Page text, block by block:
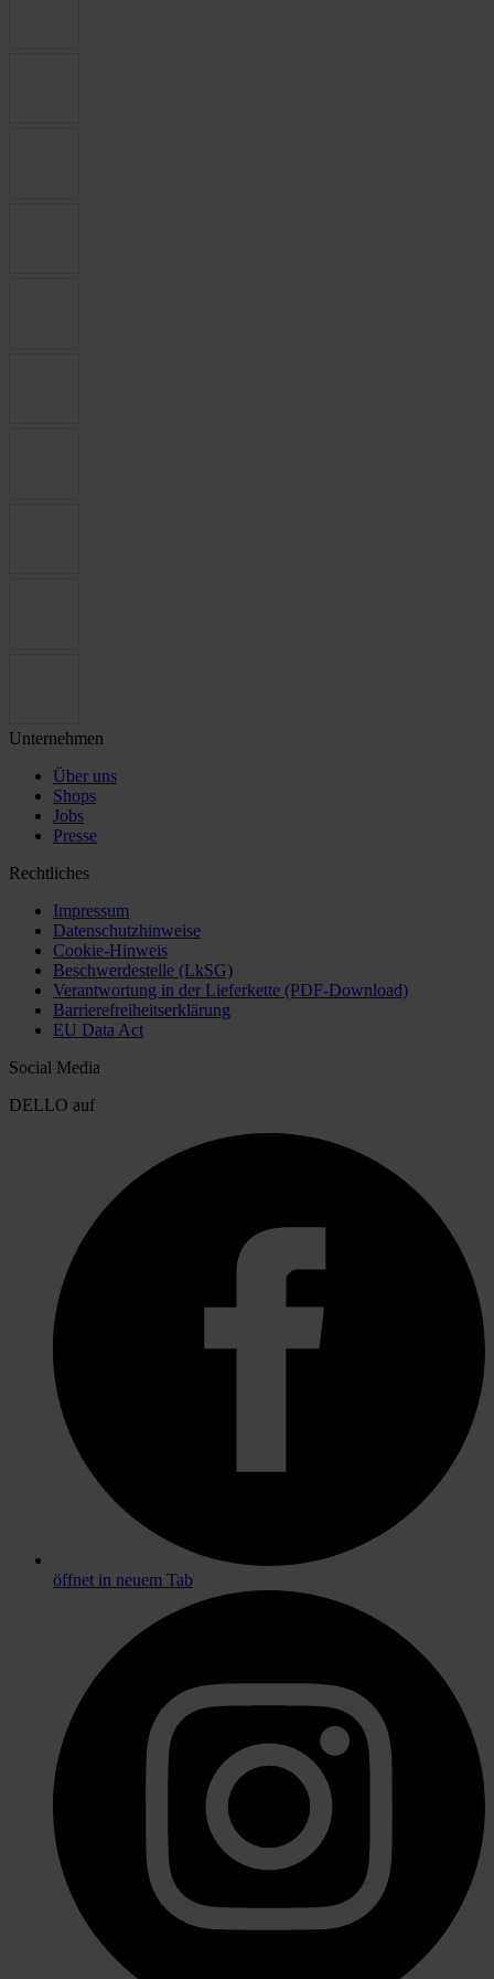
Unternehmen
Über uns
Shops
Jobs
Presse
Rechtliches
Impressum
Datenschutzhinweise
Cookie-Hinweis
Beschwerdestelle (LkSG)
Verantwortung in der Lieferkette (PDF-Download)
Barrierefreiheitserklärung
EU Data Act
Social Media
DELLO auf
öffnet in neuem Tab